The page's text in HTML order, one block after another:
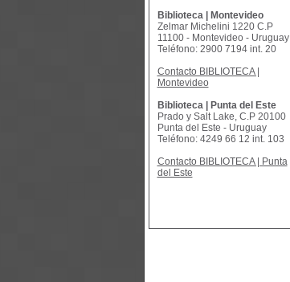
Biblioteca | Montevideo
Zelmar Michelini 1220 C.P
11100 - Montevideo - Uruguay
Teléfono: 2900 7194 int. 20
Contacto BIBLIOTECA |
Montevideo
Biblioteca | Punta del Este
Prado y Salt Lake, C.P 20100
Punta del Este - Uruguay
Teléfono: 4249 66 12 int. 103
Contacto BIBLIOTECA | Punta
del Este